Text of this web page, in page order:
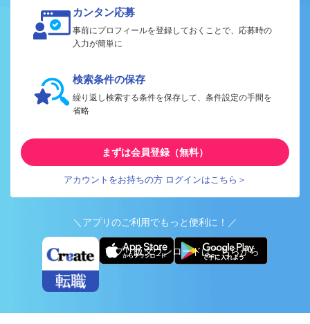
カンタン応募
事前にプロフィールを登録しておくことで、応募時の
入力が簡単に
検索条件の保存
繰り返し検索する条件を保存して、条件設定の手間を
省略
まずは会員登録（無料）
アカウントをお持ちの方 ログインはこちら＞
＼アプリのご利用でもっと便利に！／
アプリ版ダウンロードはこちらから